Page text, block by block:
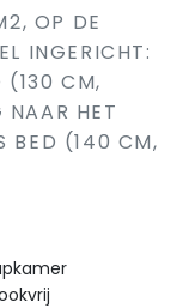
OP DE
INGERICHT:
(130 CM,
HET
BED (140 CM,